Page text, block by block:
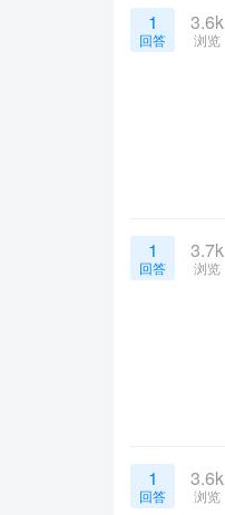
1
回答
3.6k
浏览
1
回答
3.7k
浏览
1
回答
3.6k
浏览